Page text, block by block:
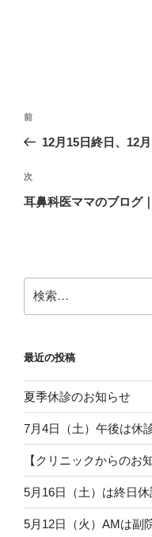
投
ビ
ゲ
ン
前
の
稿
前
12月15日終日、12
次
の
次
耳鼻科医ママのブログ
索:
最近の投稿
夏季休診のお知らせ
7月4日（土）午後は休
【クリニックからのお
5月16日（土）は終日
5月12日（火）AMは副